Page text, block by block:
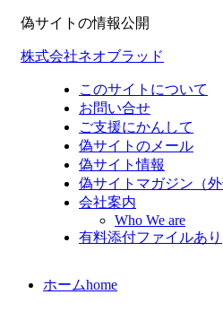
偽サイトの情報公開
株式会社ネオブラッド
このサイトについて
お問い合せ
ご支援にかんして
偽サイトのメール
偽サイト情報
偽サイトマガジン（外
会社案内
Who We are
有料添付ファイルあり
ホームhome